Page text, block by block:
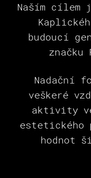
Naším cílem
budoucí
značku
Nadační
veškeré
aktivity
estetického
hodnot